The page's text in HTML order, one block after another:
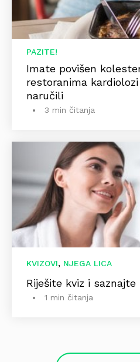
PAZITE!
Imate povišen
restoranima
naručili
3 min čitanja
KVIZOVI, NJEGA LICA
Riješite kviz i
1 min čitanja